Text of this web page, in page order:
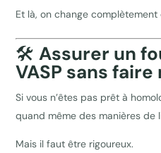
Et là, on change complètement
🛠️Assurer un
VASP sans
Si vous n’êtes pas prêt à
quand même des manières de
Mais il faut être rigoureux.